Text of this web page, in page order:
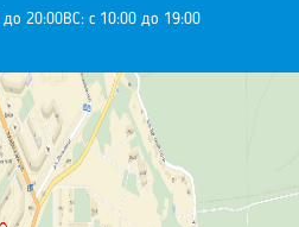
до 20:00ВС: с 10:00 до 19:00